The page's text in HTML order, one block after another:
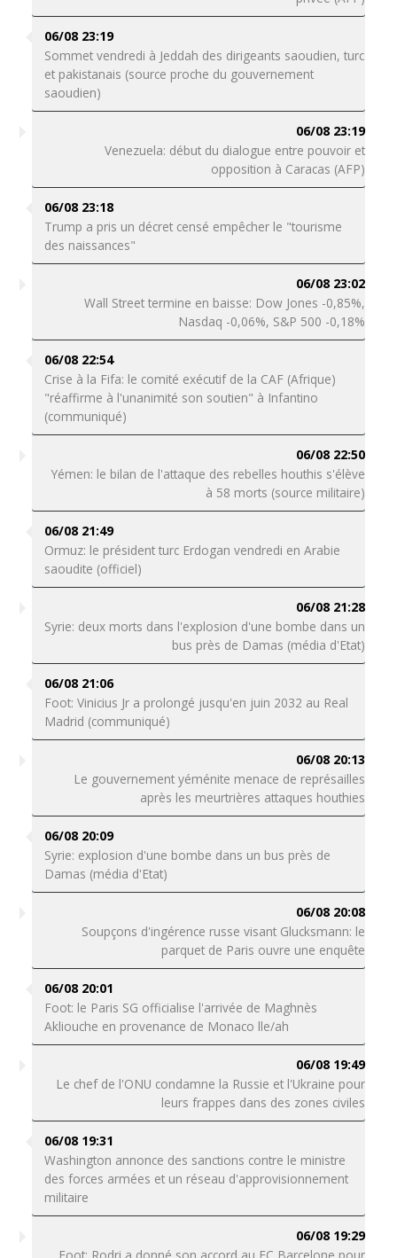
06/08 23:19
Sommet vendredi à Jeddah des dirigeants saoudien, turc
et pakistanais (source proche du gouvernement
saoudien)
06/08 23:19
Venezuela: début du dialogue entre pouvoir et
opposition à Caracas (AFP)
06/08 23:18
Trump a pris un décret censé empêcher le "tourisme
des naissances"
06/08 23:02
Wall Street termine en baisse: Dow Jones -0,85%,
Nasdaq -0,06%, S&P 500 -0,18%
06/08 22:54
Crise à la Fifa: le comité exécutif de la CAF (Afrique)
"réaffirme à l'unanimité son soutien" à Infantino
(communiqué)
06/08 22:50
Yémen: le bilan de l'attaque des rebelles houthis s'élève
à 58 morts (source militaire)
06/08 21:49
Ormuz: le président turc Erdogan vendredi en Arabie
saoudite (officiel)
06/08 21:28
Syrie: deux morts dans l'explosion d'une bombe dans un
bus près de Damas (média d'Etat)
06/08 21:06
Foot: Vinicius Jr a prolongé jusqu'en juin 2032 au Real
Madrid (communiqué)
06/08 20:13
Le gouvernement yéménite menace de représailles
après les meurtrières attaques houthies
06/08 20:09
Syrie: explosion d'une bombe dans un bus près de
Damas (média d'Etat)
06/08 20:08
Soupçons d'ingérence russe visant Glucksmann: le
parquet de Paris ouvre une enquête
06/08 20:01
Foot: le Paris SG officialise l'arrivée de Maghnès
Akliouche en provenance de Monaco lle/ah
06/08 19:49
Le chef de l'ONU condamne la Russie et l'Ukraine pour
leurs frappes dans des zones civiles
06/08 19:31
Washington annonce des sanctions contre le ministre
des forces armées et un réseau d'approvisionnement
militaire
06/08 19:29